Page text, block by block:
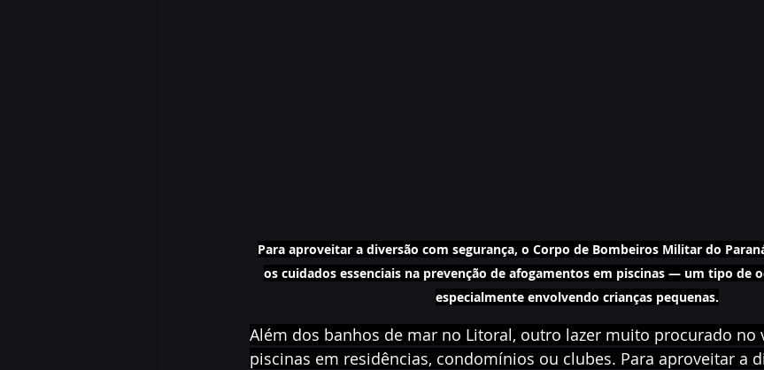
Para aproveitar a diversão com segurança, o Corpo de Bombeiros Militar do
os cuidados essenciais na prevenção de afogamentos em piscinas — um tipo de
especialmente envolvendo crianças pequenas.
Além dos banhos de mar no Litoral, outro lazer muito procurado no
piscinas em residências, condomínios ou clubes. Para aproveitar a